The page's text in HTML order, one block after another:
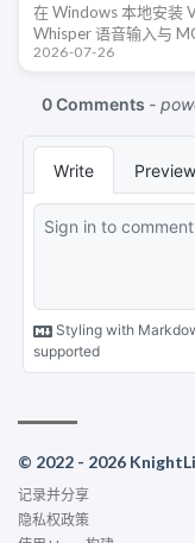
在 Windows 本地安装
Whisper 语音输入与
2026-07-26
© 2022 - 2026
记录并分享
隐私权政策